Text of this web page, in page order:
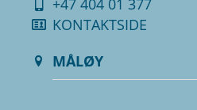
+47 404 01 377
KONTAKTSIDE
MÅLØY